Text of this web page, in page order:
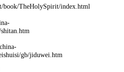
book/TheHolySpirit/index.html
gb/jiduwei.htm